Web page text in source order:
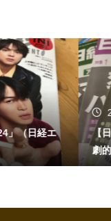
」（日経エ
【
劇
ン